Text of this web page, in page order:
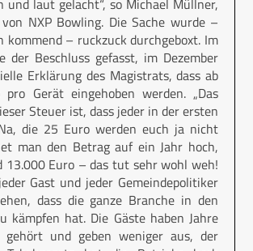
und laut gelacht“, so Michael Müllner,
NXP Bowling. Die Sache wurde –
kommend – ruckzuck durchgeboxt. Im
der Beschluss gefasst, im Dezember
Erklärung des Magistrats, dass ab
Gerät eingehoben werden. „Das
Steuer ist, dass jeder in der ersten
die 25 Euro werden euch ja nicht
man den Betrag auf ein Jahr hoch,
13.000 Euro – das tut sehr wohl weh!
Gast und jeder Gemeindepolitiker
dass die ganze Branche in den
kämpfen hat. Die Gäste haben Jahre
gehört und geben weniger aus, der